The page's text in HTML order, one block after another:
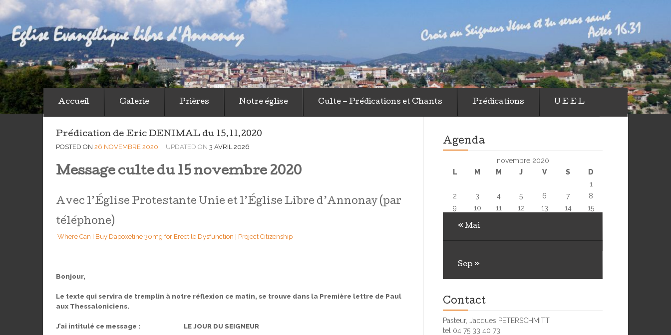
Eglise Evangélique Libre d'Annonay
Viens découvrir et tu verras
Accueil Galerie Prières Notre église Culte – Prédications et Chants Prédications U E E L
Prédication de Eric DENIMAL du 15.11.2020
POSTED ON 26 NOVEMBRE 2020 UPDATED ON 3 AVRIL 2026
Message culte du 15 novembre 2020
Avec l’Église Protestante Unie et l’Église Libre d’Annonay (par
téléphone)
Where Can I Buy Dapoxetine 30mg for Erectile Dysfunction | Project Citizenship
Bonjour,
Le texte qui servira de tremplin à notre réflexion ce matin, se trouve dans la Première lettre de Paul
aux Thessaloniciens.
J’ai intitulé ce message : LE JOUR DU SEIGNEUR
Agenda
novembre 2020
L
M M J V S
D
1
2
3 4 5 6 7
8
9
10 11 12 13 14
15
« Mai
Sep »
Contact
Pasteur, Jacques PETERSCHMITT
tel 04 75 33 40 73